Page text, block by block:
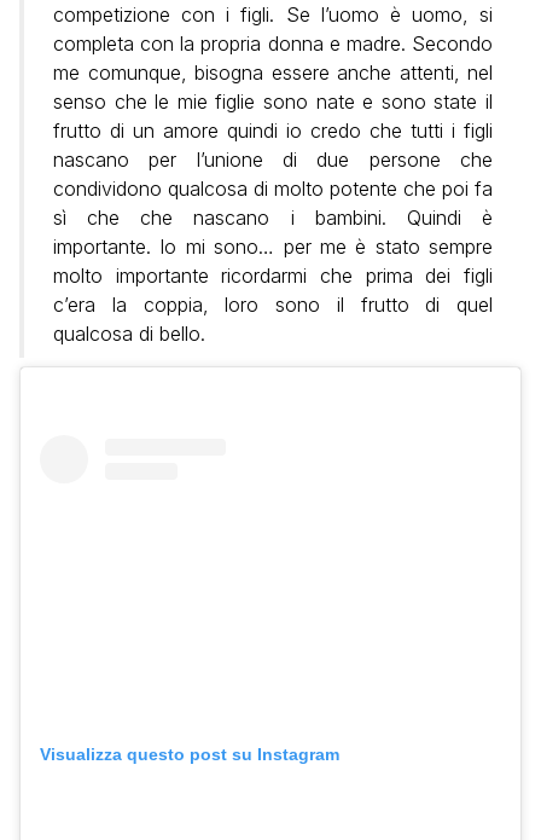
competizione con i figli. Se l’uomo è uomo, si
completa con la propria donna e madre. Secondo
me comunque, bisogna essere anche attenti, nel
senso che le mie figlie sono nate e sono state il
frutto di un amore quindi io credo che tutti i figli
nascano per l’unione di due persone che
condividono qualcosa di molto potente che poi fa
sì che che nascano i bambini. Quindi è
importante. Io mi sono… per me è stato sempre
molto importante ricordarmi che prima dei figli
c’era la coppia, loro sono il frutto di quel
qualcosa di bello.
Visualizza questo post su Instagram